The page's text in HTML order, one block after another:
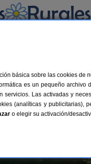
Rurales cerca
básica sobre las cookies de
es un pequeño archivo
servicios. Las activadas y
(analíticas y publicitarias),
o elegir su activación/